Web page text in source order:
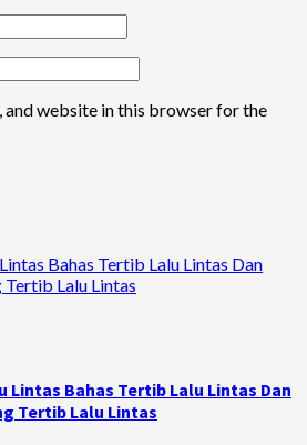
and website in this browser for the
Bahas Tertib Lalu Lintas Dan
Lalu Lintas
Lintas Bahas Tertib Lalu Lintas Dan
Tertib Lalu Lintas